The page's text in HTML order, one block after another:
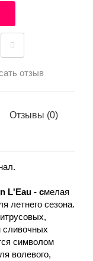
отзыв
Отзывы (0)
L'Eau - cмелая
летнего сезона.
сливочных
символом
волевого,